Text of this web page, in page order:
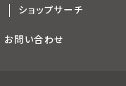
ショップサーチ
お問い合わせ